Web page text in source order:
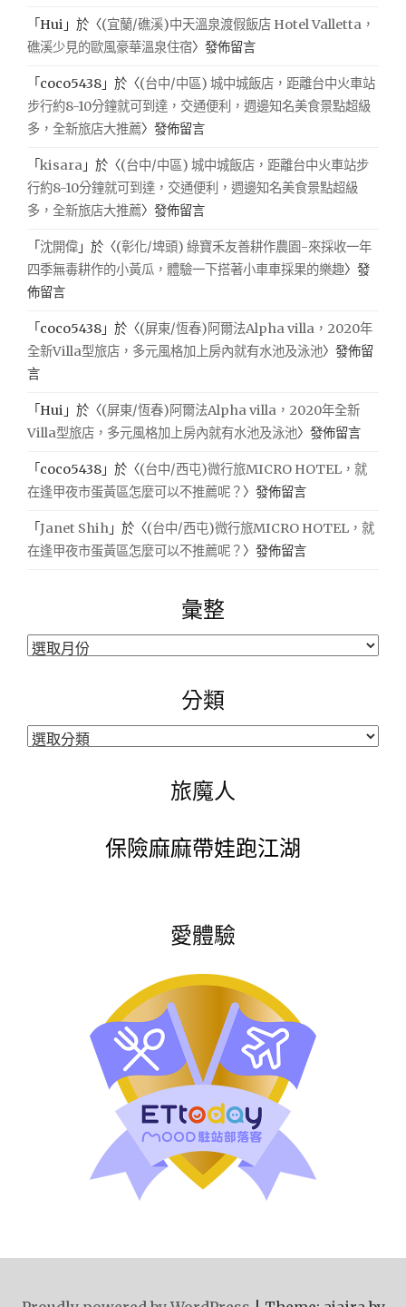
「Hui 」於〈(宜蘭/礁溪)中天溫泉渡假飯店 Hotel Valletta，
礁溪少見的歐風豪華溫泉住宿〉發佈留言
「 coco5438 」於〈(台中/中區) 城中城飯店，距離台中火車站
步行約8-10分鐘就可到達，交通便利，週邊知名美食景點超級
多，全新旅店大推薦〉發佈留言
「kisara 」於〈(台中/中區) 城中城飯店，距離台中火車站步
行約8-10分鐘就可到達，交通便利，週邊知名美食景點超級
多，全新旅店大推薦〉發佈留言
「沈開偉 」於〈(彰化/埤頭) 綠寶禾友善耕作農園-來採收一年
四季無毒耕作的小黃瓜，體驗一下搭著小車車採果的樂趣〉發
佈留言
「 coco5438 」於〈(屏東/恆春)阿爾法Alpha villa，2020年
全新Villa型旅店，多元風格加上房內就有水池及泳池〉發佈留
言
「Hui 」於〈(屏東/恆春)阿爾法Alpha villa，2020年全新
Villa型旅店，多元風格加上房內就有水池及泳池〉發佈留言
「 coco5438 」於〈(台中/西屯)微行旅MICRO HOTEL，就
在逢甲夜市蛋黃區怎麼可以不推薦呢？ 〉發佈留言
「Janet Shih 」於〈(台中/西屯)微行旅MICRO HOTEL，就
在逢甲夜市蛋黃區怎麼可以不推薦呢？ 〉發佈留言
彙整
彙
分類
分
旅魔人
保險麻麻帶娃跑江湖
愛體驗